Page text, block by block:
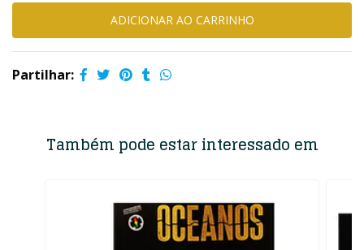
Partilhar:
Também pode estar interessado em